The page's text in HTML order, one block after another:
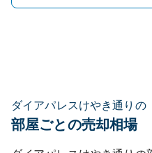
ダイアパレスけやき通りの
部屋ごとの売却相場